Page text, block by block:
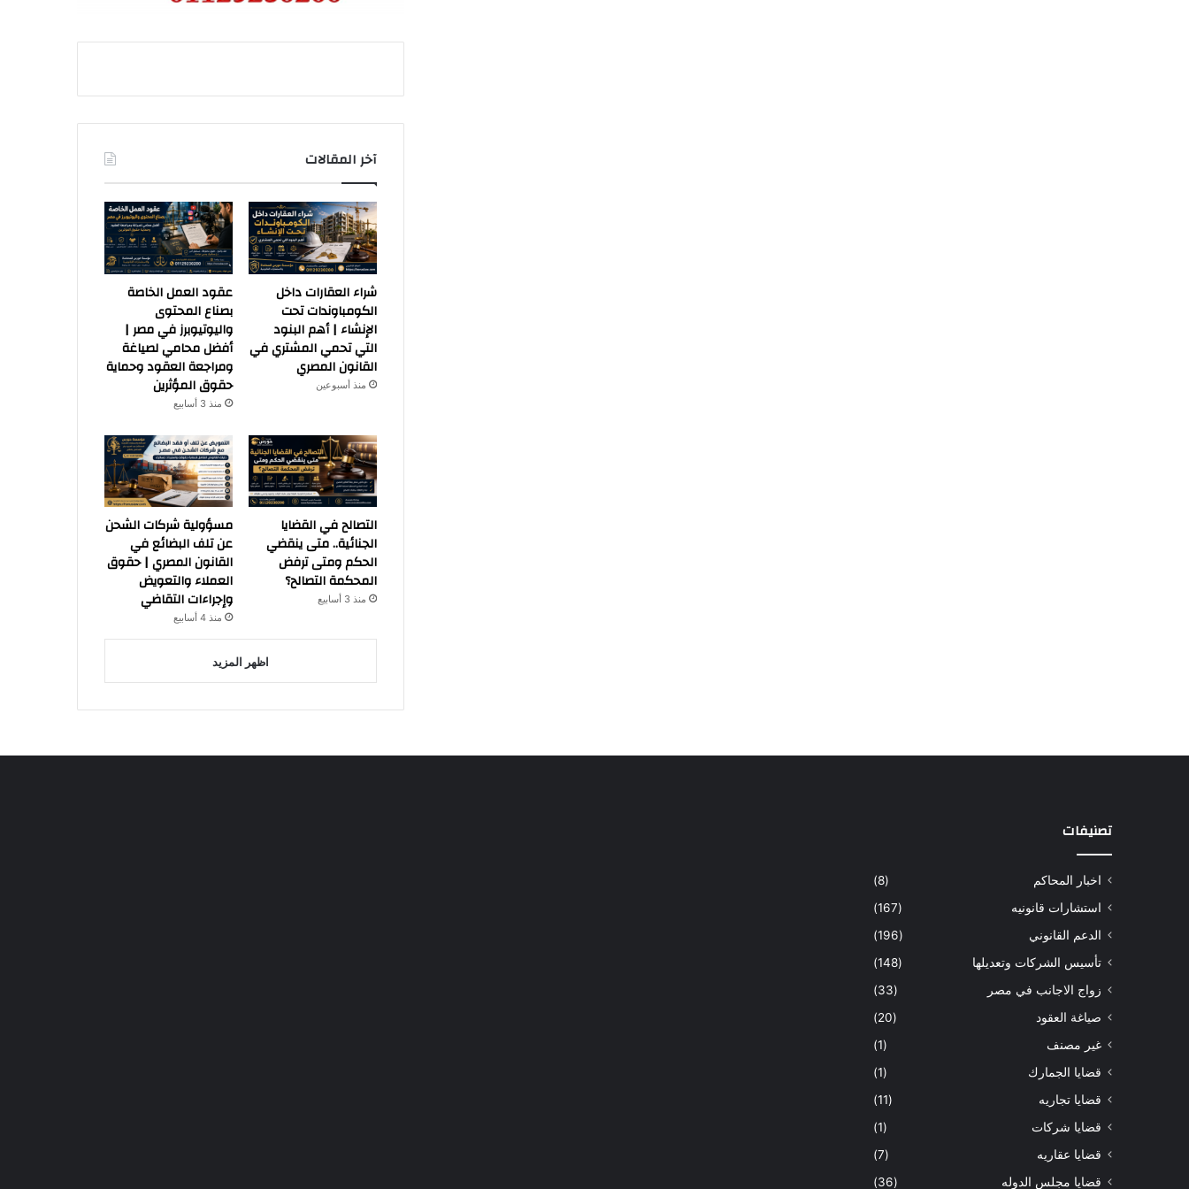
آخر المقالات
شراء العقارات داخل
الكومباوندات تحت
الإنشاء | أهم البنود
التي تحمي المشتري في
القانون المصري
منذ أسبوعين
عقود العمل الخاصة
بصناع المحتوى
واليوتيوبرز في مصر |
أفضل محامي لصياغة
ومراجعة العقود وحماية
حقوق المؤثرين
منذ 3 أسابيع
التصالح في القضايا
الجنائية.. متى ينقضي
الحكم ومتى ترفض
المحكمة التصالح؟
منذ 3 أسابيع
مسؤولية شركات الشحن
عن تلف البضائع في
القانون المصري | حقوق
العملاء والتعويض
وإجراءات التقاضي
منذ 4 أسابيع
اظهر المزيد
تصنيفات
اخبار المحاكم
(8)
استشارات قانونيه
(167)
الدعم القانوني
(196)
تأسيس الشركات وتعديلها
(148)
زواج الاجانب في مصر
(33)
صياغة العقود
(20)
غير مصنف
(1)
قضايا الجمارك
(1)
قضايا تجاريه
(11)
قضايا شركات
(1)
قضايا عقاريه
(7)
قضايا مجلس الدوله
(36)